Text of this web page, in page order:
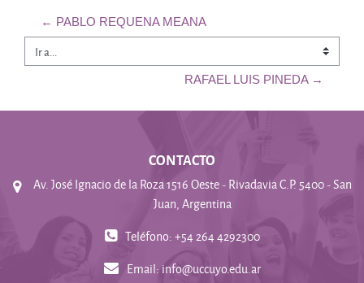
← PABLO REQUENA MEANA
Ir a...
RAFAEL LUIS PINEDA →
CONTACTO
Av. José Ignacio de la Roza 1516 Oeste - Rivadavia C.P. 5400 - San
Juan, Argentina
Teléfono: +54 264 4292300
Email: info@uccuyo.edu.ar